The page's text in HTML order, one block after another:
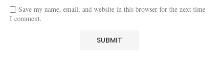
Save my name, email, and website in this browser for the next time
I comment.